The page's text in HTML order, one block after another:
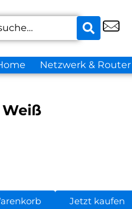
Netzwerk & Router
Weiß
Jetzt kaufen